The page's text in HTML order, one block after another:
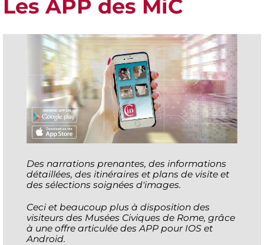
Les APP des MiC
Des narrations prenantes, des informations
détaillées, des itinéraires et plans de visite et
des sélections soignées d'images.
Ceci et beaucoup plus à disposition des
visiteurs des Musées Civiques de Rome, grâce
à une offre articulée des APP pour IOS et
Android.